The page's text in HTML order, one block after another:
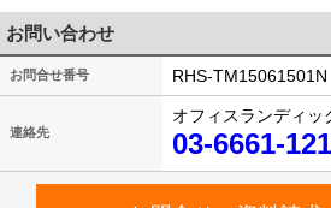
お問い合わせ
お問合せ番号 RHS-TM15061501N
連絡先
オフィスランディ
03-6661-